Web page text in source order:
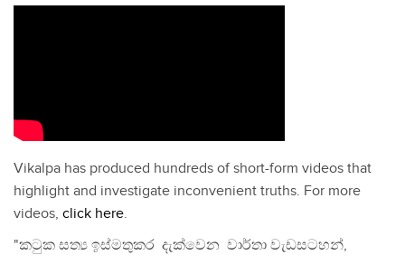
Vikalpa has produced hundreds of short-form videos that
highlight and investigate inconvenient truths. For more
videos, click here.
"කටුක සත්‍ය ඉස්මතුකර දැක්වෙන වාර්තා වැඩසටහන්,